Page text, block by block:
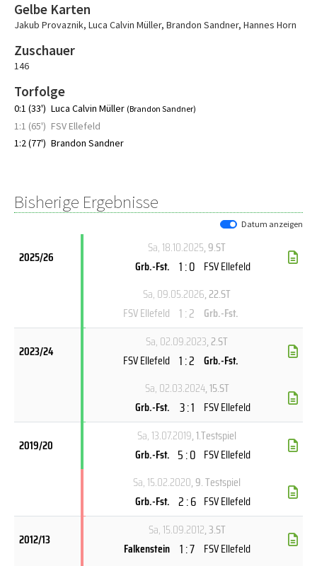
Gelbe Karten
Jakub Provaznik, Luca Calvin Müller, Brandon Sandner, Hannes Horn
Zuschauer
146
Torfolge
0:1 (33') Luca Calvin Müller (Brandon Sandner)
1:1 (65') FSV Ellefeld
1:2 (77') Brandon Sandner
Bisherige Ergebnisse
Datum anzeigen
2025/26
Sa, 18.10.2025, 9.ST
Grb.-Fst. 1 : 0 FSV Ellefeld
Sa, 09.05.2026, 22.ST
FSV Ellefeld 1 : 2 Grb.-Fst.
2023/24
Sa, 02.09.2023, 2.ST
FSV Ellefeld 1 : 2 Grb.-Fst.
Sa, 02.03.2024, 15.ST
Grb.-Fst. 3 : 1 FSV Ellefeld
2019/20
Sa, 13.07.2019, 1.Testspiel
Grb.-Fst. 5 : 0 FSV Ellefeld
Sa, 15.02.2020, 9. Testspiel
Grb.-Fst. 2 : 6 FSV Ellefeld
2012/13
Sa, 15.09.2012, 3.ST
Falkenstein 1 : 7 FSV Ellefeld